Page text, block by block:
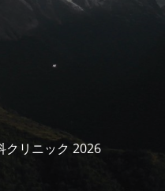
リニック 2026